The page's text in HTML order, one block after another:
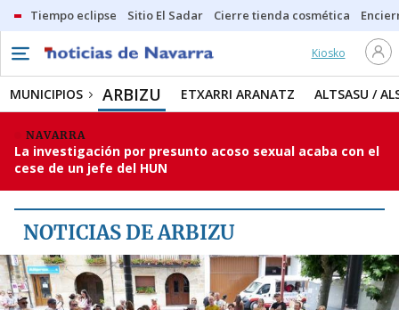
Tiempo eclipse Sitio El Sadar Cierre tienda cosmética
Kiosko
MUNICIPIOS ARBIZU ETXARRI ARANATZ ALTSASU /
NAVARRA
La investigación por presunto acoso sexual acaba con el
cese de un jefe del HUN
NOTICIAS DE ARBIZU
MUNICIPIOS
ARBIZU
ALTSASU / ALSASUA
IRURTZUN
LEITZA